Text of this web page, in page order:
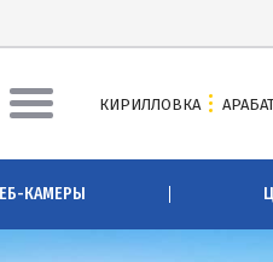
Стрелке 2026
КИРИЛЛОВКА
КАМЕРЫ